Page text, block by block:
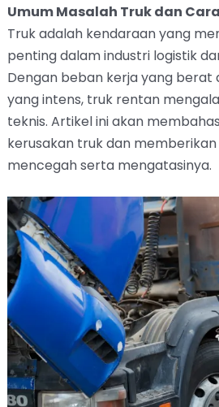
Umum Masalah Truk dan
Truk adalah kendaraan yang
penting dalam industri logistik
Dengan beban kerja yang berat
yang intens, truk rentan
teknis. Artikel ini akan
kerusakan truk dan memberikan
mencegah serta mengatasinya.